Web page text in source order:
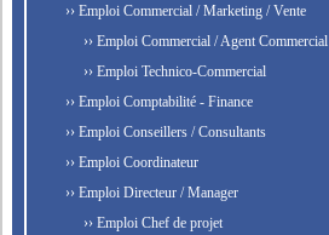
›› Emploi Commercial / Marketing / Vente
›› Emploi Commercial / Agent Commercial
›› Emploi Technico-Commercial
›› Emploi Comptabilité - Finance
›› Emploi Conseillers / Consultants
›› Emploi Coordinateur
›› Emploi Directeur / Manager
›› Emploi Chef de projet